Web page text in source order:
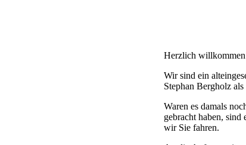
Herzlich
Wir sind ein
Stephan Bergholz
Waren es damals
gebracht haben, sind
wir Sie fahren.